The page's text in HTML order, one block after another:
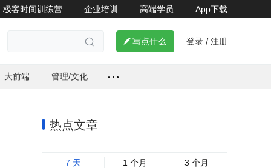
极客时间训练营 企业培训 高端学员 App下载
  写点什么 登录 / 注册
大前端 管理/文化
热点文章
7 天 1 个月 3 个月